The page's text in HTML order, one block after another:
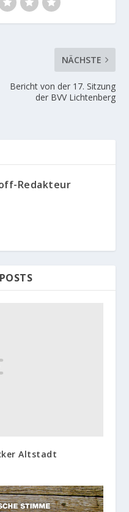
NÄCHSTE
Bericht von der 17. Sitzung
der BVV Lichtenberg
Redakteur
Altstadt